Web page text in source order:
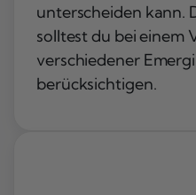
unterscheiden kann.
solltest du bei einem
verschiedener
berücksichtigen.